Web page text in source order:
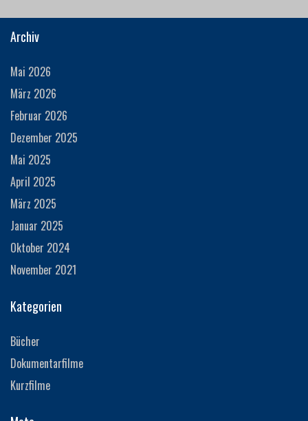
Archiv
Mai 2026
März 2026
Februar 2026
Dezember 2025
Mai 2025
April 2025
März 2025
Januar 2025
Oktober 2024
November 2021
Kategorien
Bücher
Dokumentarfilme
Kurzfilme